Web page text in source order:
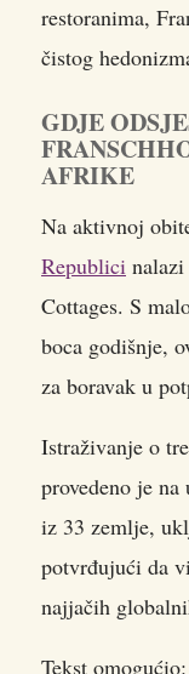
restoranima,
čistog
GDJE
AFRIKE
Na aktivnoj
Republici
Cottages. S
boca godišnje,
za boravak u
Istraživanje o
provedeno je
iz 33 zemlje,
potvrđujući da
najjačih
Tekst omogućio: